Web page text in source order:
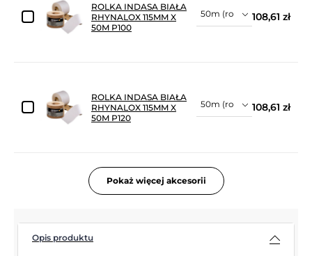
ROLKA INDASA BIAŁA
RHYNALOX 115MM X
50M P100
108,61 zł
ROLKA INDASA BIAŁA
RHYNALOX 115MM X
50M P120
108,61 zł
Pokaż więcej akcesorii
Opis produktu